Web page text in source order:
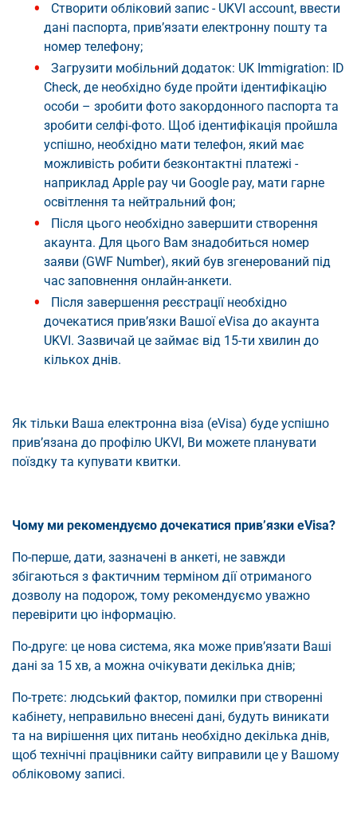
Створити обліковий запис - UKVI account, ввести
дані паспорта, прив’язати електронну пошту та
номер телефону;
Загрузити мобільний додаток: UK Immigration: ID
Check, де необхідно буде пройти ідентифікацію
особи – зробити фото закордонного паспорта та
зробити селфі-фото. Щоб ідентифікація пройшла
успішно, необхідно мати телефон, який має
можливість робити безконтактні платежі -
наприклад Apple pay чи Google pay, мати гарне
освітлення та нейтральний фон;
Після цього необхідно завершити створення
акаунта. Для цього Вам знадобиться номер
заяви (GWF Number), який був згенерований під
час заповнення онлайн-анкети.
Після завершення реєстрації необхідно
дочекатися прив’язки Вашої eVisa до акаунта
UKVI. Зазвичай це займає від 15-ти хвилин до
кількох днів.
Як тільки Ваша електронна віза (eVisa) буде успішно
прив’язана до профілю UKVI, Ви можете планувати
поїздку та купувати квитки.
Чому ми рекомендуємо дочекатися прив’язки eVisa?
По-перше, дати, зазначені в анкеті, не завжди
збігаються з фактичним терміном дії отриманого
дозволу на подорож, тому рекомендуємо уважно
перевірити цю інформацію.
По-друге: це нова система, яка може прив’язати Ваші
дані за 15 хв, а можна очікувати декілька днів;
По-третє: людський фактор, помилки при створенні
кабінету, неправильно внесені дані, будуть виникати
та на вирішення цих питань необхідно декілька днів,
щоб технічні працівники сайту виправили це у Вашому
обліковому записі.